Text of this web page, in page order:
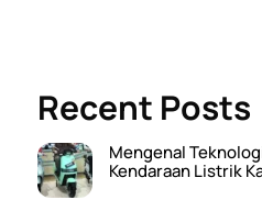
Recent Posts
Mengenal
Kendaraan Listrik